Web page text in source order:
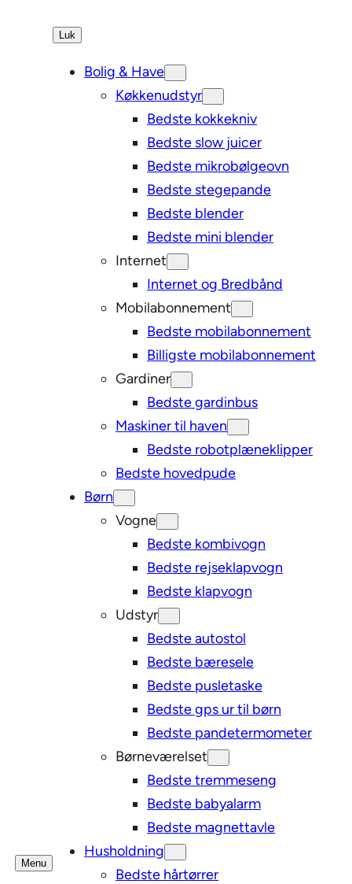
Menu
Luk
Bolig & Have
Køkkenudstyr
Bedste kokkekniv
Bedste slow juicer
Bedste mikrobølgeovn
Bedste stegepande
Bedste blender
Bedste mini blender
Internet
Internet og Bredbånd
Mobilabonnement
Bedste mobilabonnement
Billigste mobilabonnement
Gardiner
Bedste gardinbus
Maskiner til haven
Bedste robotplæneklipper
Bedste hovedpude
Børn
Vogne
Bedste kombivogn
Bedste rejseklapvogn
Bedste klapvogn
Udstyr
Bedste autostol
Bedste bæresele
Bedste pusletaske
Bedste gps ur til børn
Bedste pandetermometer
Børneværelset
Bedste tremmeseng
Bedste babyalarm
Bedste magnettavle
Husholdning
Bedste hårtørrer